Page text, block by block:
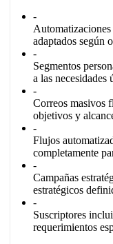
-
Automatizaciones
adaptados según
-
Segmentos
a las necesidades
-
Correos masivos
objetivos y
-
Flujos
completamente
-
Campañas
estratégicos
-
Suscriptores
requerimientos